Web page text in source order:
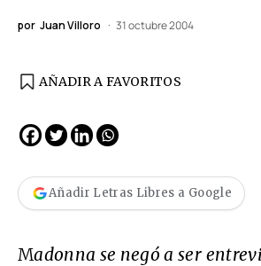
por Juan Villoro 31 octubre 2004
AÑADIR A FAVORITOS
Añadir Letras Libres a Google
Madonna se negó a ser